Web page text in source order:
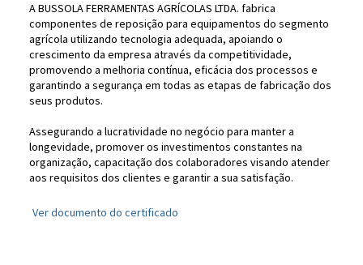
A BUSSOLA FERRAMENTAS AGRÍCOLAS LTDA. fabrica
componentes de reposição para equipamentos do segmento
agrícola utilizando tecnologia adequada, apoiando o
crescimento da empresa através da competitividade,
promovendo a melhoria contínua, eficácia dos processos e
garantindo a segurança em todas as etapas de fabricação dos
seus produtos.
Assegurando a lucratividade no negócio para manter a
longevidade, promover os investimentos constantes na
organização, capacitação dos colaboradores visando atender
aos requisitos dos clientes e garantir a sua satisfação.
Ver documento do certificado